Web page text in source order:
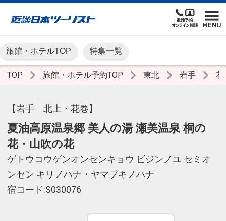
旅館・ホテルTOP 特集一覧
TOP 旅館・ホテル予約TOP 東北 岩手
【岩手 北上・花巻】
夏油高原温泉郷 美人の湯 瀬美温泉 桐の
花・山吹の花
ゲトウコウゲンオンセンキョウ ビジンノユ セミオ
ンセン キリノハナ・ヤマブキノハナ
宿コード:S030076